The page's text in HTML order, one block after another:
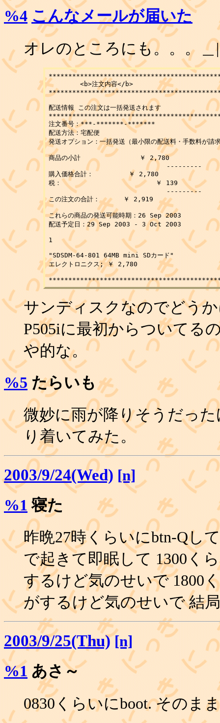
%4 こんなメールが届いた
オレのところにも。。。＿
	<b>注文内容</b>
配送情報 この注文は一括発送されます
注文番号：***-*******-*******
配送方法：宅配便
発送オプション：一括発送（最小限の配送料・手数料が請
商品の小計               ￥ 2,780
                              ---------
購入価格合計：         ￥ 2,780
税：                        ￥ 139
                              ---------
この注文の合計：      ￥ 2,919
これらの商品の発送可能時期：26 Sep 2003
配送予定日：29 Sep 2003 - 3 Oct 2003
1
"SDSDM-64-801 64MB mini SDカード"
エレクトロニクス; ￥ 2,780
サンディスクなのでどう
P505iに最初からついてる
や的な。
%5 たらいも
微妙に雨が降りそうだっ
り着いてみた。
2003/9/24(Wed) [n]
%1 寝た
昨晩27時くらいにbtn-Qし
で起きて即眠して 1300く
するけど気のせいで 1800
がするけど気のせいで 結
2003/9/25(Thu) [n]
%1 あさ～
0830くらいにboot. そのま